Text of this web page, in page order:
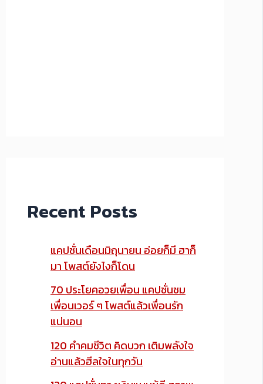
Recent Posts
แคปชั่นเดือนมิถุนายน อ่อยก็มี ฮาก็
มา โพสต์ยังไงก็โดน
70 ประโยคอวยเพื่อน แคปชั่นชม
เพื่อนเวอร์ ๆ โพสต์แล้วเพื่อนรัก
แน่นอน
120 คำคมชีวิต คิดบวก เติมพลังใจ
อ่านแล้วฮีลใจในทุกวัน